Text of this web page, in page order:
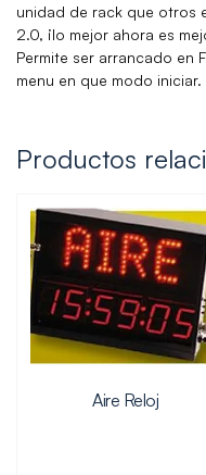
unidad de rack que otros
2.0, ¡lo mejor ahora es
Permite ser arrancado en
menu en que modo iniciar.
Productos
Aire Reloj